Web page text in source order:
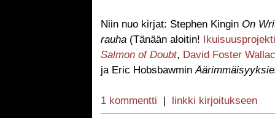
Niin nuo kirjat: Stephen Kingin On
rauha (Tänään aloitin! Ikuisuusprojekti
Salmon of Doubt, David Foster
ja Eric Hobsbawmin
1 kommentti | linkki kirjoitukseen